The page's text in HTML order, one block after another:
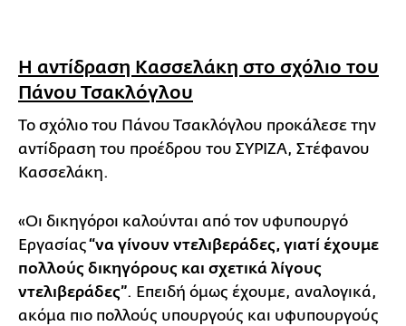
Η αντίδραση Κασσελάκη στο σχόλιο του
Πάνου Τσακλόγλου
Το σχόλιο του Πάνου Τσακλόγλου προκάλεσε την
αντίδραση του προέδρου του ΣΥΡΙΖΑ, Στέφανου
Κασσελάκη.
«Οι δικηγόροι καλούνται από τον υφυπουργό
Εργασίας“να γίνουν ντελιβεράδες, γιατί έχουμε
πολλούς δικηγόρους και σχετικά λίγους
ντελιβεράδες”. Επειδή όμως έχουμε, αναλογικά,
ακόμα πιο πολλούς υπουργούς και υφυπουργούς